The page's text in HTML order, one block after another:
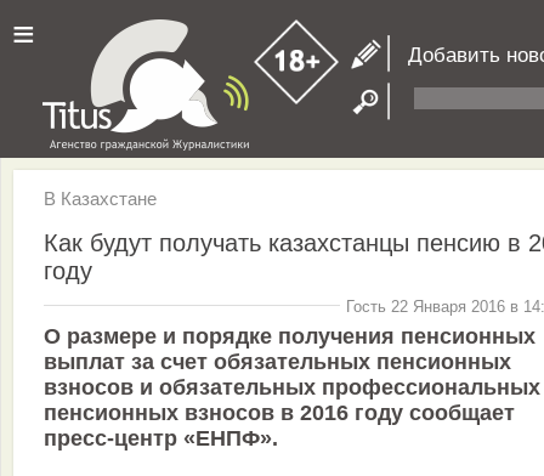
≡ Добавить
В Казахстане
Как будут получать казахстанцы пенсию в
году
Гость 22 Января 2016 в
О размере и порядке получения пенсионных
выплат за счет обязательных пенсионных
взносов и обязательных профессиональных
пенсионных взносов в 2016 году сообщает
пресс-центр «ЕНПФ».